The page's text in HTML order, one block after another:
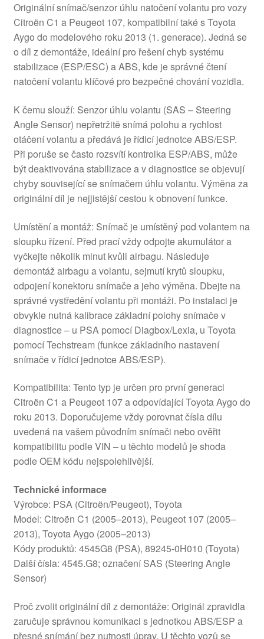
Originální snímač/senzor úhlu natočení volantu pro vozy
Citroën C1 a Peugeot 107, kompatibilní také s Toyota
Aygo do modelového roku 2013 (1. generace). Jedná se
o díl z demontáže, ideální pro řešení chyb systému
stabilizace (ESP/ESC) a ABS, kde je správné čtení
natočení volantu klíčové pro bezpečné chování vozidla.
K čemu slouží: Senzor úhlu volantu (SAS – Steering
Angle Sensor) nepřetržitě snímá polohu a rychlost
otáčení volantu a předává je řídicí jednotce ABS/ESP.
Při poruše se často rozsvítí kontrolka ESP/ABS, může
být deaktivována stabilizace a v diagnostice se objevují
chyby související se snímačem úhlu volantu. Výměna za
originální díl je nejjistější cestou k obnovení funkce.
Umístění a montáž: Snímač je umístěný pod volantem na
sloupku řízení. Před prací vždy odpojte akumulátor a
vyčkejte několik minut kvůli airbagu. Následuje
demontáž airbagu a volantu, sejmutí krytů sloupku,
odpojení konektoru snímače a jeho výměna. Dbejte na
správné vystředění volantu při montáži. Po instalaci je
obvykle nutná kalibrace základní polohy snímače v
diagnostice – u PSA pomocí Diagbox/Lexia, u Toyota
pomocí Techstream (funkce základního nastavení
snímače v řídicí jednotce ABS/ESP).
Kompatibilita: Tento typ je určen pro první generaci
Citroën C1 a Peugeot 107 a odpovídající Toyota Aygo do
roku 2013. Doporučujeme vždy porovnat čísla dílu
uvedená na vašem původním snímači nebo ověřit
kompatibilitu podle VIN – u těchto modelů je shoda
podle OEM kódu nejspolehlivější.
Technické informace
Výrobce: PSA (Citroën/Peugeot), Toyota
Model: Citroën C1 (2005–2013), Peugeot 107 (2005–
2013), Toyota Aygo (2005–2013)
Kódy produktů: 4545G8 (PSA), 89245-0H010 (Toyota)
Další čísla: 4545.G8; označení SAS (Steering Angle
Sensor)
Proč zvolit originální díl z demontáže: Originál zpravidla
zaručuje správnou komunikaci s jednotkou ABS/ESP a
přesné snímání bez nutnosti úprav. U těchto vozů se